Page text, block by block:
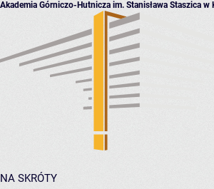
Akademia Górniczo-Hutnicza im. Stanisława Staszica w
NA SKRÓTY